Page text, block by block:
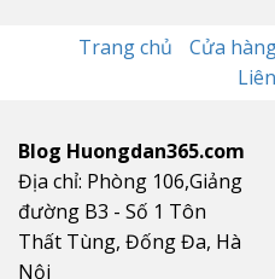
Trang chủ Cửa
Blog Huongdan365.com
Địa chỉ: Phòng 106,Giảng
đường B3 - Số 1 Tôn
Thất Tùng, Đống Đa, Hà
Nội